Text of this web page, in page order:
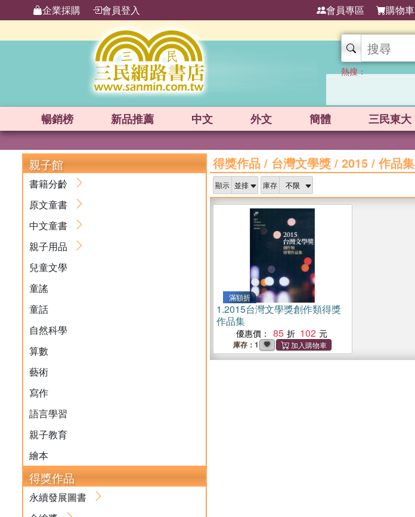
企業採購 會員登入 會員專區 購物車
熱搜：
暢銷榜 新品推薦 中文 外文 簡體 三民東大
親子館
書籍分齡
原文童書
中文童書
親子用品
兒童文學
童謠
童話
自然科學
算數
藝術
寫作
語言學習
親子教育
繪本
得獎作品
永續發展圖書
得獎作品 / 台灣文學獎 / 2015 / 作品集
顯示 庫存
滿額折
1.2015台灣文學獎創作類得獎
作品集
優惠價： 85 102
庫存：1